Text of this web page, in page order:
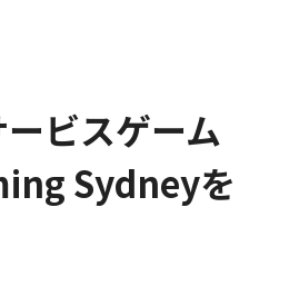
ビスゲーム
Sydneyを